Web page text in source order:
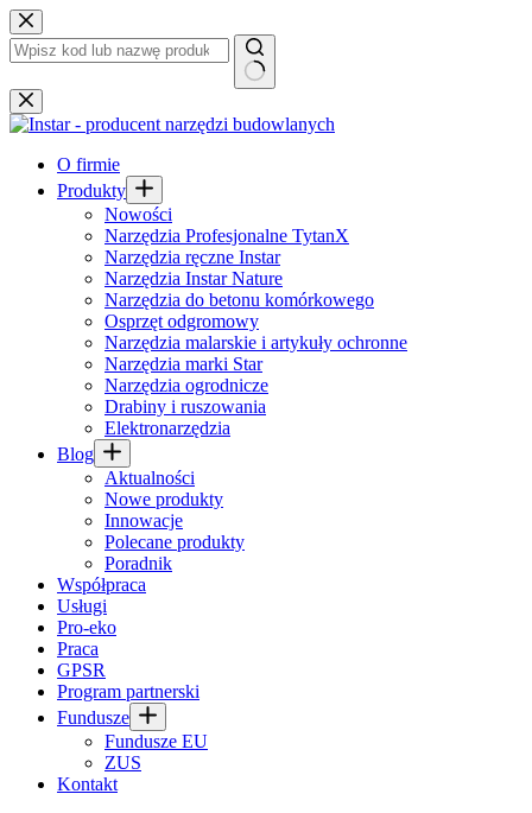
Przejdź
do
treści
Brak
wyników
O firmie
Produkty
Nowości
Narzędzia Profesjonalne TytanX
Narzędzia ręczne Instar
Narzędzia Instar Nature
Narzędzia do betonu komórkowego
Osprzęt odgromowy
Narzędzia malarskie i artykuły ochronne
Narzędzia marki Star
Narzędzia ogrodnicze
Drabiny i ruszowania
Elektronarzędzia
Blog
Aktualności
Nowe produkty
Innowacje
Polecane produkty
Poradnik
Współpraca
Usługi
Pro-eko
Praca
GPSR
Program partnerski
Fundusze
Fundusze EU
ZUS
Kontakt